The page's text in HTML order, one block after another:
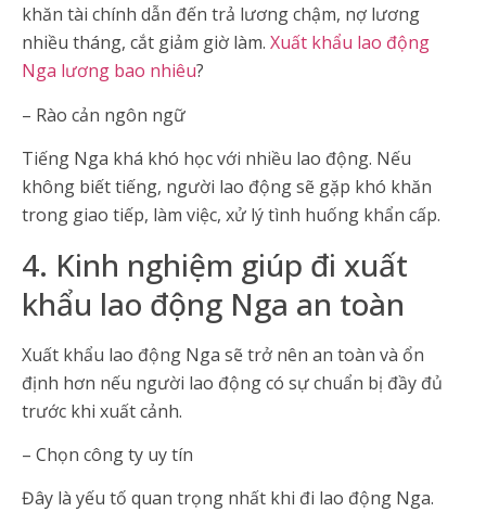
khăn tài chính dẫn đến trả lương chậm, nợ lương
nhiều tháng, cắt giảm giờ làm. Xuất khẩu lao động
Nga lương bao nhiêu?
– Rào cản ngôn ngữ
Tiếng Nga khá khó học với nhiều lao động. Nếu
không biết tiếng, người lao động sẽ gặp khó khăn
trong giao tiếp, làm việc, xử lý tình huống khẩn cấp.
4. Kinh nghiệm giúp đi xuất
khẩu lao động Nga an toàn
Xuất khẩu lao động Nga sẽ trở nên an toàn và ổn
định hơn nếu người lao động có sự chuẩn bị đầy đủ
trước khi xuất cảnh.
– Chọn công ty uy tín
Đây là yếu tố quan trọng nhất khi đi lao động Nga.